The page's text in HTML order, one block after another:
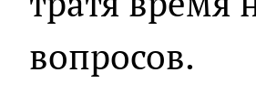
вопросов.